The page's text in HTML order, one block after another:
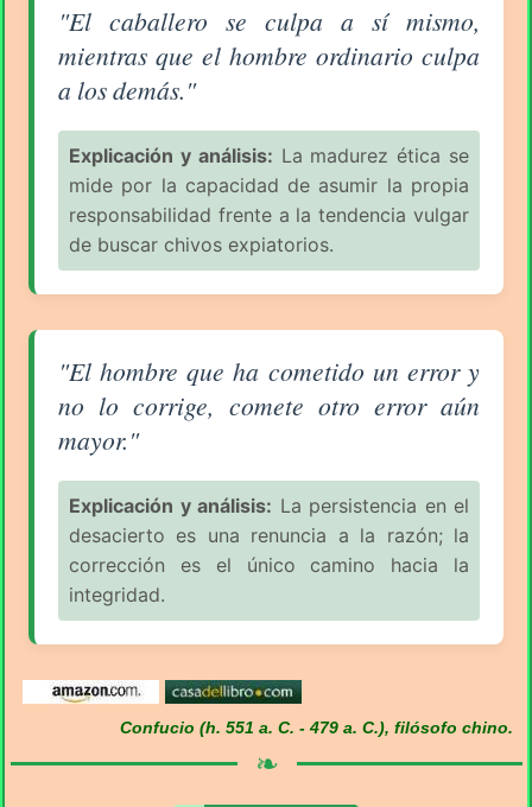
Aforismo sobre la Equivocación (pág. 1/6) -
"El caballero se culpa a sí mismo,
mientras que el hombre ordinario culpa
a los demás."
Explicación y análisis: La madurez ética se
mide por la capacidad de asumir la propia
responsabilidad frente a la tendencia vulgar
de buscar chivos expiatorios.
Aforismo sobre la Equivocación (pág. 1/6) -
"El hombre que ha cometido un error y
no lo corrige, comete otro error aún
mayor."
Explicación y análisis: La persistencia en el
desacierto es una renuncia a la razón; la
corrección es el único camino hacia la
integridad.
Confucio (h. 551 a. C. - 479 a. C.), filósofo chino.
❧